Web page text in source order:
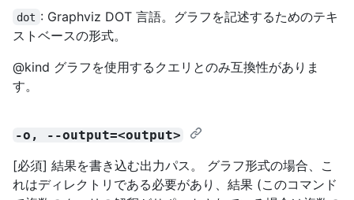
dot : Graphviz DOT 言語。グラフを記述するためのテキ
ストベースの形式。
@kind グラフを使用するクエリとのみ互換性がありま
す。
-o, --output=<output>
[必須] 結果を書き込む出力パス。 グラフ形式の場合、こ
れはディレクトリである必要があり、結果 (このコマンド